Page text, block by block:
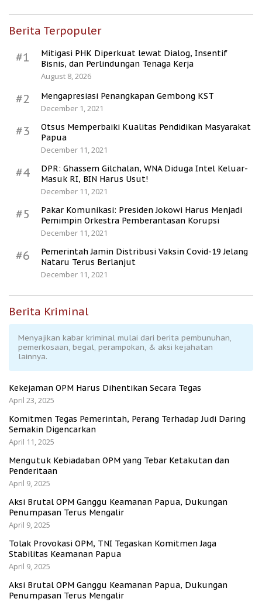
Berita Terpopuler
#1
Mitigasi PHK Diperkuat lewat Dialog, Insentif
Bisnis, dan Perlindungan Tenaga Kerja
August 8, 2026
#2
Mengapresiasi Penangkapan Gembong KST
December 1, 2021
#3
Otsus Memperbaiki Kualitas Pendidikan Masyarakat
Papua
December 11, 2021
#4
DPR: Ghassem Gilchalan, WNA Diduga Intel Keluar-
Masuk RI, BIN Harus Usut!
December 11, 2021
#5
Pakar Komunikasi: Presiden Jokowi Harus Menjadi
Pemimpin Orkestra Pemberantasan Korupsi
December 11, 2021
#6
Pemerintah Jamin Distribusi Vaksin Covid-19 Jelang
Nataru Terus Berlanjut
December 11, 2021
Berita Kriminal
Menyajikan kabar kriminal mulai dari berita pembunuhan,
pemerkosaan, begal, perampokan, & aksi kejahatan
lainnya.
Kekejaman OPM Harus Dihentikan Secara Tegas
April 23, 2025
Komitmen Tegas Pemerintah, Perang Terhadap Judi Daring
Semakin Digencarkan
April 11, 2025
Mengutuk Kebiadaban OPM yang Tebar Ketakutan dan
Penderitaan
April 9, 2025
Aksi Brutal OPM Ganggu Keamanan Papua, Dukungan
Penumpasan Terus Mengalir
April 9, 2025
Tolak Provokasi OPM, TNI Tegaskan Komitmen Jaga
Stabilitas Keamanan Papua
April 9, 2025
Aksi Brutal OPM Ganggu Keamanan Papua, Dukungan
Penumpasan Terus Mengalir